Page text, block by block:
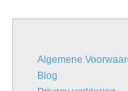
Algemene
Blog